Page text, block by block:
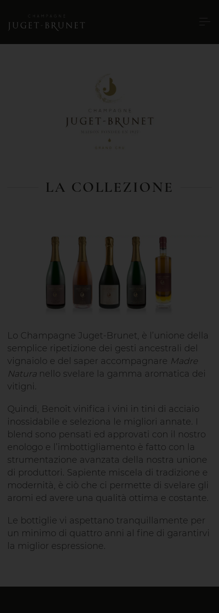
LA COLLEZIONE
Lo Champagne Juget-Brunet, è l’unione della
semplice ripetizione dei gesti ancestrali del
vignaiolo e del saper accompagnare Madre
Natura nello svelare la gamma aromatica dei
vitigni.
Quindi, Benoît vinifica i vini in tini di acciaio
inossidabile e seleziona le migliori annate. I
blend sono pensati ed approvati con il nostro
enologo e l’imbottigliamento è fatto con la
strumentazione avanzata della nostra unione
di produttori. Sapiente miscela di tradizione e
modernità, è ciò che ci permette di svelare gli
aromi ed avere una qualità ottima e costante.
Le bottiglie vi aspettano tranquillamente per
un minimo di quattro anni al fine di garantirvi
la miglior espressione.